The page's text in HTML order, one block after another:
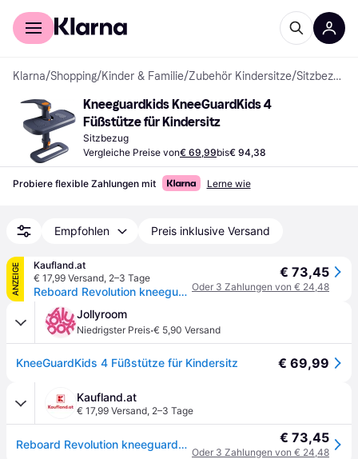
Für Shopper
Klarna/Shopping/Kinder & Familie/Zubehör Kindersitze/ Sitzbezüge
Kneeguardkids KneeGuardKids 4
Füßstütze für Kindersitz
Sitzbezug
Vergleiche Preise von€ 69,99bis€ 94,38
Probiere flexible Zahlungen mit Lerne wie
Empfohlen Preis inklusive Versand
ANZEIGE
Kaufland.at
€ 17,99 Versand, 2–3 Tage
Reboard Revolution kneeguardkids4 KNEEGUARDKIDS4
€ 73,45
Oder 3 Zahlungen von € 24,48
Jollyroom
Niedrigster Preis·€ 5,90 Versand
KneeGuardKids 4 Füßstütze für Kindersitz € 69,99
Kaufland.at
€ 17,99 Versand, 2–3 Tage
Reboard Revolution kneeguardkids4 KNEEGUARDKIDS4 € 73,45
Oder 3 Zahlungen von € 24,48